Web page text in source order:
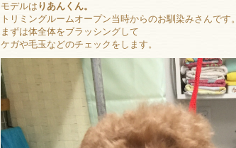
モデルは りあんくん。
トリミングルームオープン当時からのお馴染みさんです。
まずは体全体をブラッシングして
ケガや毛玉などのチェックをします。